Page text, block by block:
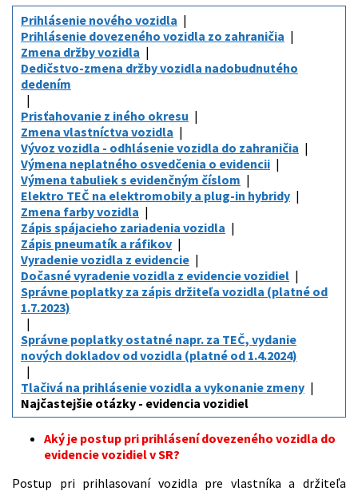
Prihlásenie nového vozidla
Prihlásenie dovezeného vozidla zo zahraničia
Zmena držby vozidla
Dedičstvo-zmena držby vozidla nadobudnutého
dedením
Prisťahovanie z iného okresu
Zmena vlastníctva vozidla
Vývoz vozidla - odhlásenie vozidla do zahraničia
Výmena neplatného osvedčenia o evidencii
Výmena tabuliek s evidenčným číslom
Elektro TEČ na elektromobily a plug-in hybridy
Zmena farby vozidla
Zápis spájacieho zariadenia vozidla
Zápis pneumatík a ráfikov
Vyradenie vozidla z evidencie
Dočasné vyradenie vozidla z evidencie vozidiel
Správne poplatky za zápis držiteľa vozidla (platné od
1.7.2023)
Správne poplatky ostatné napr. za TEČ, vydanie
nových dokladov od vozidla (platné od 1.4.2024)
Tlačivá na prihlásenie vozidla a vykonanie zmeny
Najčastejšie otázky - evidencia vozidiel
Aký je postup pri prihlásení dovezeného vozidla do
evidencie vozidiel v SR?
Postup pri prihlasovaní vozidla pre vlastníka a držiteľa